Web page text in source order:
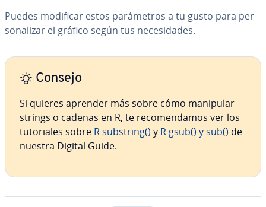
Puedes modificar estos pa­rá­me­tros a tu gusto para pe­r­
so­na­li­zar el gráfico según tus ne­ce­si­da­des.
Consejo
Si quieres aprender más sobre cómo manipular
strings o cadenas en R, te re­co­me­n­da­mos ver los
tu­to­ria­les sobre R substring() y R gsub() y sub() de
nuestra Digital Guide.